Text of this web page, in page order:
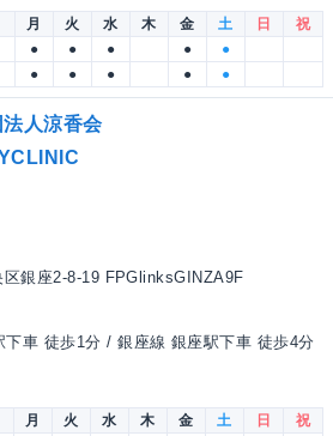
月 火 水 木 金 土 日
祝
● ● ● ●
●
● ● ● ● ●
人涼香会
銀座2-8-19 FPGlinksGINZA9F
下車 徒歩1分 / 銀座線 銀座駅下車 徒歩4分
月 火 水 木 金 土 日
祝